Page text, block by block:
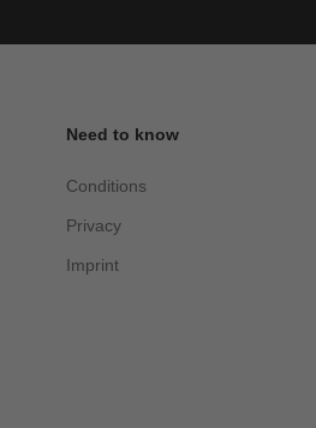
Need to know
Conditions
Privacy
Imprint